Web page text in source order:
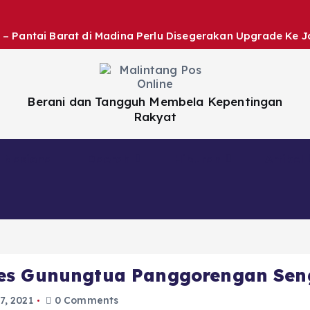
Pantai Barat di Madina Perlu Disegerakan Upgrade Ke
Berani dan Tangguh Membela Kepentingan
Rakyat
Gunungtua Panggorengan
2021 0 Comments